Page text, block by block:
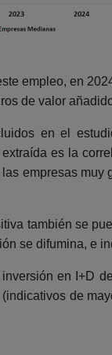
empleo, en
de valor
en el
es la
empresas
también se
se difumina, e
en I+D
de